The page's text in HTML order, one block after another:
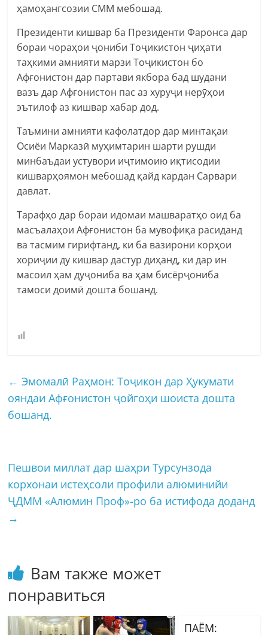
ҳамоҳангсозии СММ мебошад.
Президенти кишвар ба Президенти Фаронса дар
бораи чораҳои ҷониби Тоҷикистон ҷиҳати
таҳкими амнияти марзи Тоҷикистон бо
Афғонистон дар партави якбора бад шудани
вазъ дар Афғонистон пас аз хуруҷи нерӯҳои
эътилоф аз кишвар хабар дод.
Таъмини амнияти кафолатдор дар минтақаи
Осиёи Марказӣ муҳимтарин шарти рушди
минбаъдаи устувори иҷтимоию иқтисодии
кишварҳоямон мебошад қайд кардан Сарвари
давлат.
Тарафҳо дар бораи идомаи машваратҳо оид ба
масъалаҳои Афғонистон ба мувофиқа расиданд
ва тасмим гирифтанд, ки ба вазирони корҳои
хориҷии ду кишвар дастур диҳанд, ки дар ин
масоил ҳам дуҷониба ва ҳам бисёрҷониба
тамоси доимӣ дошта бошанд.
← Эмомалӣ Раҳмон: Тоҷикон дар Ҳукумати
ояндаи Афғонистон ҷойгоҳи шоиста дошта
бошанд.
Пешвои миллат дар шаҳри Турсунзода
корхонаи истеҳсоли профили алюминийи
ҶДММ «Алюмин Проф»-ро ба истифода доданд
→
Вам также может
понравиться
ПАЁМ: